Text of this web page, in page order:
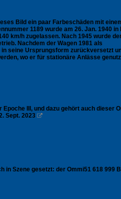
Bild ein paar Farbeschäden mit
1189 wurde am 26. Jan. 1940 in
km/h zugelassen. Nach 1945 wurde
Nachdem der Wagen 1981 als
seine Ursprungsform zurückversetzt
wo er für stationäre Anlässe
III, und dazu gehört auch dieser
Sept. 2023 
in Szene gesetzt: der Ommi51 618 999